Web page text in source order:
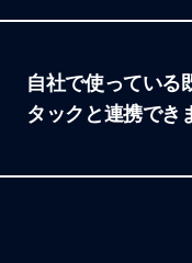
自社で使っている
タックと連携でき